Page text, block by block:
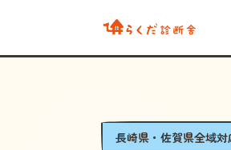
長崎県・佐賀県全域対